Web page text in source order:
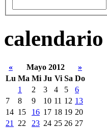
calendario
« Mayo 2012
»
Lu Ma Mi Ju Vi Sa Do
1
2 3 4 5
6
7
8 9 10 11 12 13
14 15 16 17 18 19 20
21
22 23 24 25 26 27